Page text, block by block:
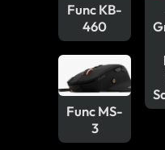
Func KB-
460
Func MS-
3